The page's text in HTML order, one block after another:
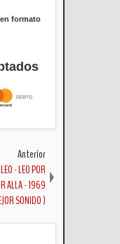
formato
Anterior
- LEO POR
ALLA - 1969
SONIDO )